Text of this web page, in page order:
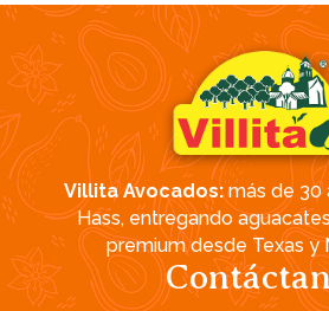
Villita Avocados:más de 30
Hass, entregando
premium desde Texas y